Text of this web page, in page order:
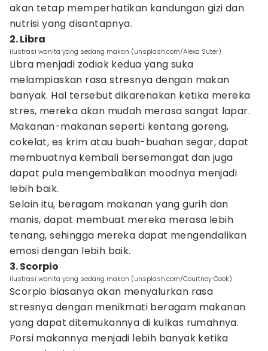
akan tetap memperhatikan kandungan gizi dan
nutrisi yang disantapnya.
2. Libra
ilustrasi wanita yang sedang makan (unsplash.com/Alexa Suter)
Libra menjadi zodiak kedua yang suka
melampiaskan rasa stresnya dengan makan
banyak. Hal tersebut dikarenakan ketika mereka
stres, mereka akan mudah merasa sangat lapar.
Makanan-makanan seperti kentang goreng,
cokelat, es krim atau buah-buahan segar, dapat
membuatnya kembali bersemangat dan juga
dapat pula mengembalikan moodnya menjadi
lebih baik.
Selain itu, beragam makanan yang gurih dan
manis, dapat membuat mereka merasa lebih
tenang, sehingga mereka dapat mengendalikan
emosi dengan lebih baik.
3. Scorpio
ilustrasi wanita yang sedang makan (unsplash.com/Courtney Cook)
Scorpio biasanya akan menyalurkan rasa
stresnya dengan menikmati beragam makanan
yang dapat ditemukannya di kulkas rumahnya.
Porsi makannya menjadi lebih banyak ketika